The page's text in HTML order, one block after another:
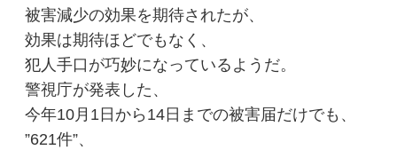
被害減少の効果を期待されたが、
効果は期待ほどでもなく、
犯人手口が巧妙になっているようだ。
警視庁が発表した、
今年10月1日から14日までの被害届だけでも、
”621件”、